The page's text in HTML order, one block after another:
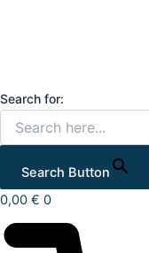
Search for:
Search Button
0,00 € 0